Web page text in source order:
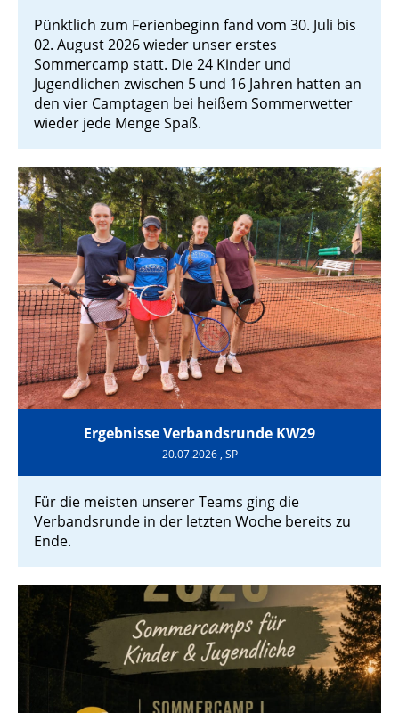
Pünktlich zum Ferienbeginn fand vom 30. Juli bis
02. August 2026 wieder unser erstes
Sommercamp statt. Die 24 Kinder und
Jugendlichen zwischen 5 und 16 Jahren hatten an
den vier Camptagen bei heißem Sommerwetter
wieder jede Menge Spaß.
Ergebnisse Verbandsrunde KW29
20.07.2026, SP
Für die meisten unserer Teams ging die
Verbandsrunde in der letzten Woche bereits zu
Ende.